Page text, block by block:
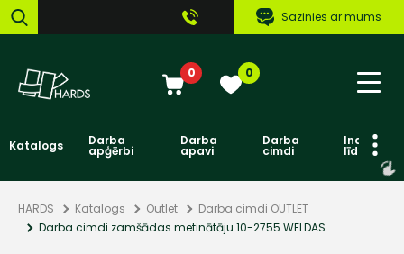
Sazinies ar mums
0 0
Katalogs Darba
apģērbi
Darba
apavi
Darba
cimdi līdzekļi
HARDS Katalogs Outlet
Darba cimdi OUTLET
Darba cimdi zamšādas metinātāju 10-2755 WELDAS